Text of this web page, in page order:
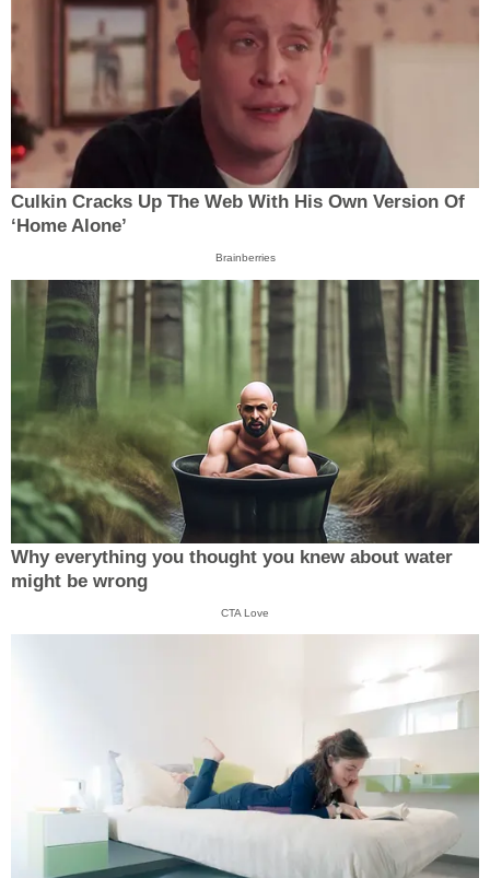
Culkin Cracks Up The Web With His Own Version Of
‘Home Alone’
Brainberries
Why everything you thought you knew about water
might be wrong
CTA Love